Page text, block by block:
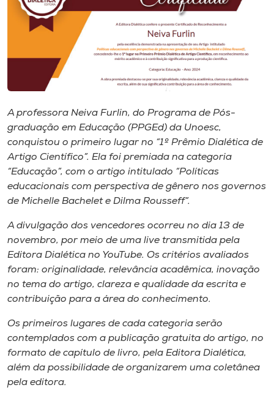
Diplomados
Cultura
CPA
Biblioteca
Editora
Rádio
Museu
Unoesc
Store
Selecione
o idioma
A professora Neiva Furlin, do Programa de Pós-
graduação em Educação (PPGEd) da Unoesc,
conquistou o primeiro lugar no “1º Prêmio Dialética de
Artigo Científico”. Ela foi premiada na categoria
“Educação”, com o artigo intitulado “Políticas
educacionais com perspectiva de gênero nos governos
de Michelle Bachelet e Dilma Rousseff”.
A divulgação dos vencedores ocorreu no dia 13 de
novembro, por meio de uma live transmitida pela
Editora Dialética no YouTube. Os critérios avaliados
foram: originalidade, relevância acadêmica, inovação
no tema do artigo, clareza e qualidade da escrita e
contribuição para a área do conhecimento.
Os primeiros lugares de cada categoria serão
contemplados com a publicação gratuita do artigo, no
formato de capítulo de livro, pela Editora Dialética,
além da possibilidade de organizarem uma coletânea
pela editora.